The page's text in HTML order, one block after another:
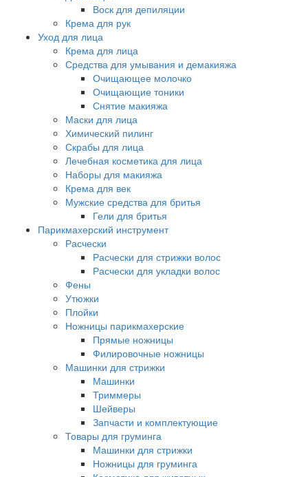
Воск для депиляции
Крема для рук
Уход для лица
Крема для лица
Средства для умывания и демакияжа
Очищающее молочко
Очищающие тоники
Снятие макияжа
Маски для лица
Химический пилинг
Скрабы для лица
Лечебная косметика для лица
Наборы для макияжа
Крема для век
Мужские средства для бритья
Гели для бритья
Парикмахерский инструмент
Расчески
Расчески для стрижки волос
Расчески для укладки волос
Фены
Утюжки
Плойки
Ножницы парикмахерские
Прямые ножницы
Филировочные ножницы
Машинки для стрижки
Машинки
Триммеры
Шейверы
Запчасти и комплектующие
Товары для груминга
Машинки для стрижки
Ножницы для груминга